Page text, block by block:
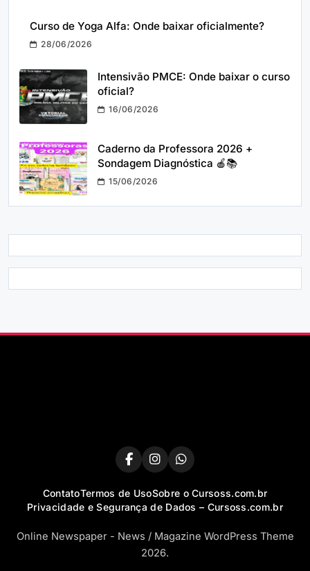
Curso de Yoga Alfa: Onde baixar oficialmente?
28/06/2026
Intensivão PMCE: Onde baixar o curso
oficial?
16/06/2026
Caderno da Professora 2026 +
Sondagem Diagnóstica 🍎📚
15/06/2026
ContatoTermos de UsoSobre o Cursoss.com.br
Privacidade e Segurança de Dados – Cursoss.com.br
Online Newspaper - News / Magazine WordPress Theme
2026.